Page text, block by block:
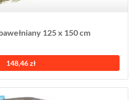
125 x 150 cm
148,46 zł